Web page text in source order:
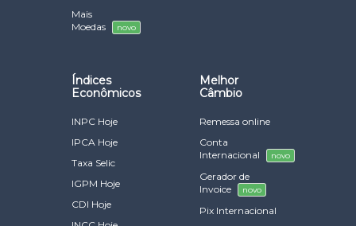
Mais
Moedas
novo
Índices
Econômicos
INPC Hoje
IPCA Hoje
Taxa Selic
IGPM Hoje
CDI Hoje
Melhor
Câmbio
Remessa online
Conta
Internacional
novo
Gerador de
Invoice
novo
Pix Internacional